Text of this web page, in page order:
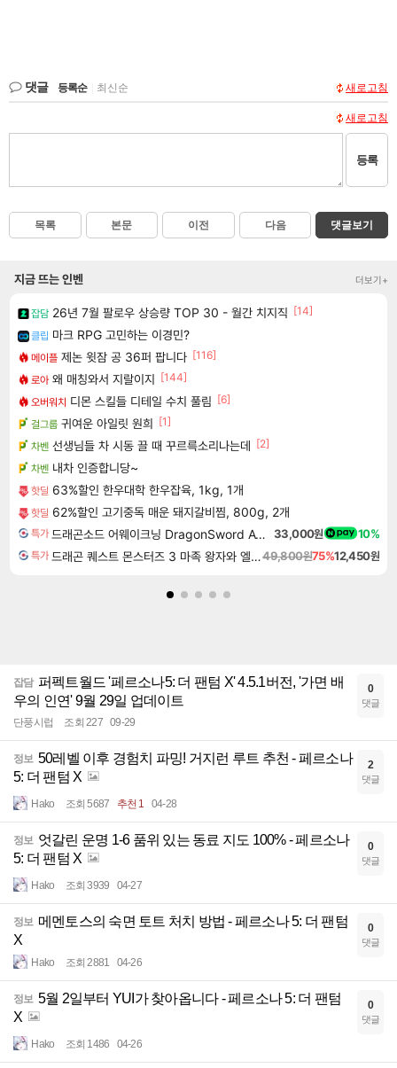
댓글 등록순 최신순 새로고침
새로고침
등록
목록 본문 이전 다음 댓글보기
지금 뜨는 인벤 더보기+
잡담 26년 7월 팔로우 상승량 TOP 30 - 월간 치지직 [14]
클립 마크 RPG 고민하는 이경민?
메이플 제논 윗잠 공 36퍼 팝니다 [116]
로아 왜 매칭와서 지랄이지 [144]
오버워치 디몬 스킬들 디테일 수치 풀림 [6]
걸그룹 귀여운 아일릿 원희 [1]
차벤 선생님들 차 시동 끌 때 꾸르륵소리나는데 [2]
차벤 내차 인증합니당~
핫딜 63%할인 한우대학 한우잡육, 1kg, 1개
핫딜 62%할인 고기중독 매운 돼지갈비찜, 800g, 2개
특가 드래곤소드 어웨이크닝 DragonSword Awakening 33,000원 10%
특가 드래곤 퀘스트 몬스터즈 3 마족 왕자와 엘프의 여행 Dragon Quest Monsters The Dark Prince49,800원75%12,450원
잡담 퍼펙트월드 '페르소나5: 더 팬텀 X' 4.5.1버전, '가면 배
우의 인연' 9월 29일 업데이트
단풍시럽 조회 227 09-29
0
댓글
정보 50레벨 이후 경험치 파밍! 거지런 루트 추천 - 페르소나
5: 더 팬텀 X
Hako 조회 5687 추천 1 04-28
2
댓글
정보 엇갈린 운명 1-6 품위 있는 동료 지도 100% - 페르소나
5: 더 팬텀 X
Hako 조회 3939 04-27
0
댓글
정보 메멘토스의 숙면 토트 처치 방법 - 페르소나 5: 더 팬텀
X
Hako 조회 2881 04-26
0
댓글
정보 5월 2일부터 YUI가 찾아옵니다 - 페르소나 5: 더 팬텀
X
Hako 조회 1486 04-26
0
댓글